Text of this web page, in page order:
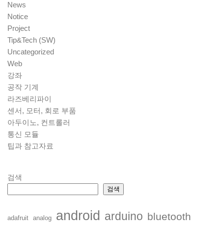
News
Notice
Project
Tip&Tech (SW)
Uncategorized
Web
강좌
공작 기계
라즈베리파이
센서, 모터, 회로 부품
아두이노, 컨트롤러
통신 모듈
팁과 참고자료
검색
검색
adafruit analog android arduino bluetooth